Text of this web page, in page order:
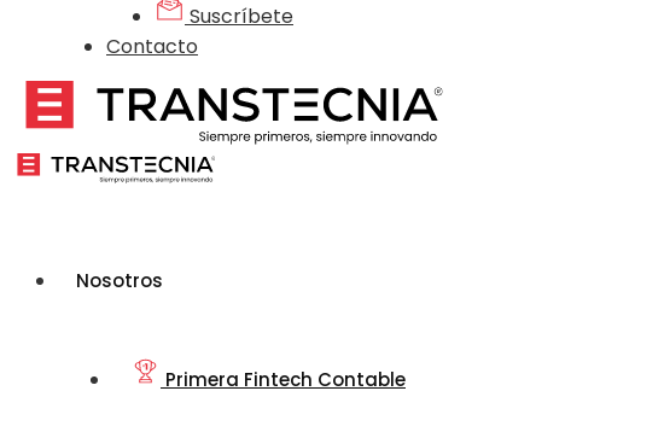
Suscríbete
Contacto
Nosotros
Primera Fintech Contable